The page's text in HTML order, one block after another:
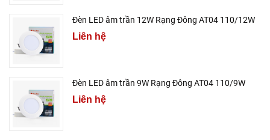
Đèn LED âm trần 12W Rạng Đông AT04 110/12W
Liên hệ
Đèn LED âm trần 9W Rạng Đông AT04 110/9W
Liên hệ